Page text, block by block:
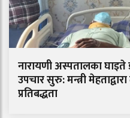
नारायणी अस्पतालका घाइते
उपचार सुरु: मन्त्री
प्रतिबद्धता